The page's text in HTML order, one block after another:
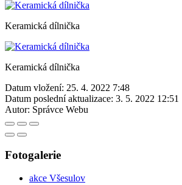
Keramická dílnička
Keramická dílnička
Datum vložení: 25. 4. 2022 7:48
Datum poslední aktualizace: 3. 5. 2022 12:51
Autor: Správce Webu
Fotogalerie
akce Všesulov